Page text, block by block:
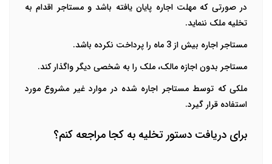
در صورتی که مهلت اجاره پایان یافته باشد و مستاجر اقدام به
تخلیه ملک ننماید.
مستاجر اجاره بیش از 3 ماه را پرداخت نکرده باشد.
مستاجر بدون اجازه مالک، ملک را به شخصی دیگر واگذار کند.
ملکی که توسط مستاجر اجاره شده در موارد غیر مشروع مورد
استفاده قرار گیرد.
برای دریافت دستور تخلیه به کجا مراجعه کنم؟